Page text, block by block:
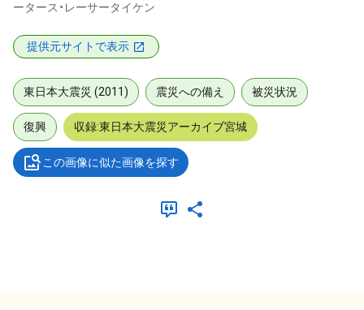
ータース・レーサータイケン
提供元サイトで表示
東日本大震災 (2011) 震災への備え 被災状況
復興 収録:東日本大震災アーカイブ宮城
この画像に似た画像を探す